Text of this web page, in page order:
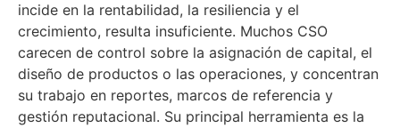
incide en la rentabilidad, la resiliencia y el
crecimiento, resulta insuficiente. Muchos CSO
carecen de control sobre la asignación de capital, el
diseño de productos o las operaciones, y concentran
su trabajo en reportes, marcos de referencia y
gestión reputacional. Su principal herramienta es la